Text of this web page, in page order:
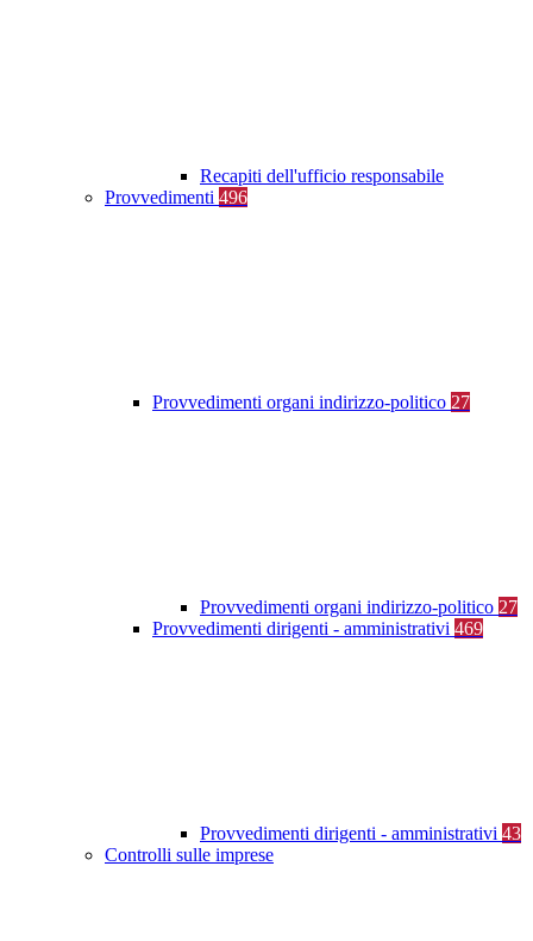
Recapiti dell'ufficio responsabile
Provvedimenti 496
Provvedimenti organi indirizzo-politico 27
Provvedimenti organi indirizzo-politico 27
Provvedimenti dirigenti - amministrativi 469
Provvedimenti dirigenti - amministrativi 43
Controlli sulle imprese